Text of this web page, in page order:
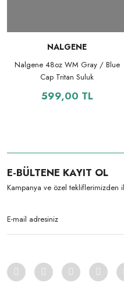
NALGENE
Nalgene 48oz WM Gray / Blue
Cap Tritan Suluk
599,00 TL
E-BÜLTENE KAYIT OL
Kampanya ve özel tekliflerimizden